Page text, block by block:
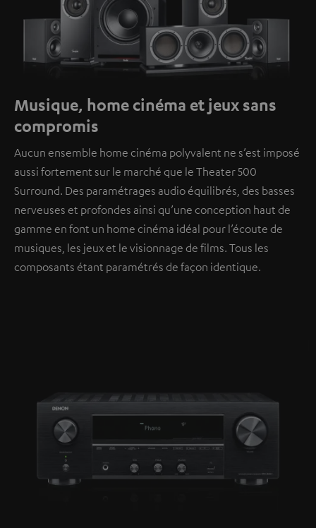
Musique, home cinéma et jeux sans
compromis
Aucun ensemble home cinéma polyvalent ne s’est imposé
aussi fortement sur le marché que le Theater 500
Surround. Des paramétrages audio équilibrés, des basses
nerveuses et profondes ainsi qu’une conception haut de
gamme en font un home cinéma idéal pour l’écoute de
musiques, les jeux et le visionnage de films. Tous les
composants étant paramétrés de façon identique.